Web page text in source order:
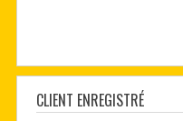
CLIENT ENREGISTRÉ